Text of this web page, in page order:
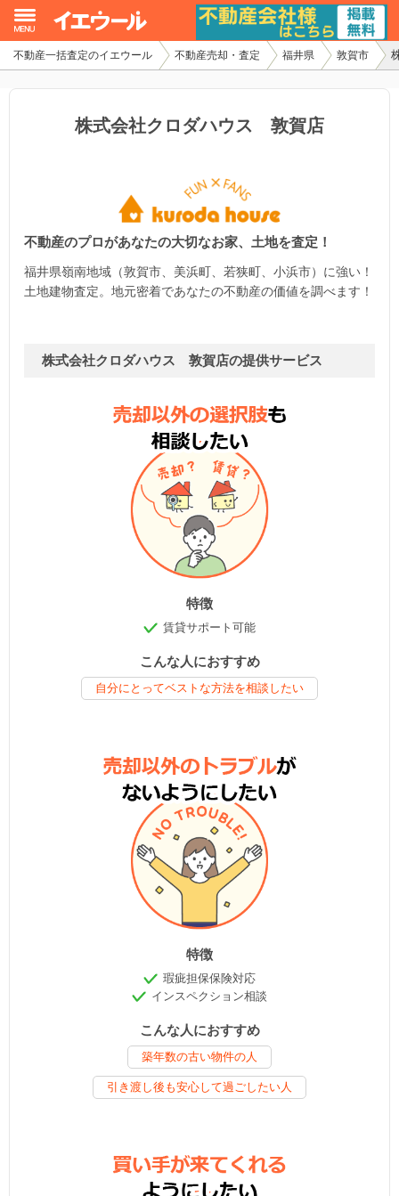
不動産一括査定のイエウール 不動産売却・査定 福井県 敦賀市
株式会社クロダハウス 敦賀店
不動産のプロがあなたの大切なお家、土地を査定！
福井県嶺南地域（敦賀市、美浜町、若狭町、小浜市）に強い！
土地建物査定。地元密着であなたの不動産の価値を調べます！
株式会社クロダハウス 敦賀店の提供サービス
特徴
賃貸サポート可能
こんな人におすすめ
自分にとってベストな方法を相談したい
特徴
瑕疵担保保険対応
インスペクション相談
こんな人におすすめ
築年数の古い物件の人
引き渡し後も安心して過ごしたい人
イエウール加盟希望の不動産会社様
不動産の売却・一括査定
家査定シミュレーター
お問い合わせ